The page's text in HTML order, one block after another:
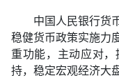
中国人民银行货
稳健货币政策实施力
重功能，主动应对
持，稳定宏观经济大盘